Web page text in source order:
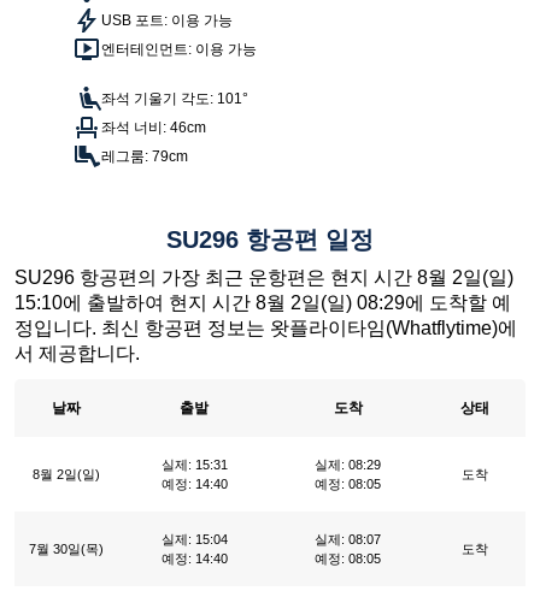
USB 포트: 이용 가능
엔터테인먼트: 이용 가능
좌석 기울기 각도: 101°
좌석 너비: 46cm
레그룸: 79cm
SU296 항공편 일정
SU296 항공편의 가장 최근 운항편은 현지 시간 8월 2일(일)
15:10에 출발하여 현지 시간 8월 2일(일) 08:29에 도착할 예
정입니다. 최신 항공편 정보는 왓플라이타임(Whatflytime)에
서 제공합니다.
날짜 출발 도착 상태
8월 2일(일)
실제: 15:31
예정: 14:40
실제: 08:29
예정: 08:05
도착
7월 30일(목)
실제: 15:04
예정: 14:40
실제: 08:07
예정: 08:05
도착